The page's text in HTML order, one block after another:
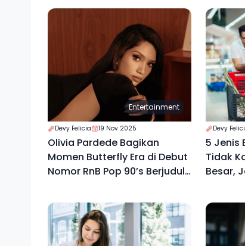
Entertainment
Devy Felicia 19 Nov 2025
Olivia Pardede Bagikan
Momen Butterfly Era di Debut
Nomor RnB Pop 90’s Berjudul
Devy
5 Jenis
Tidak
Besar,